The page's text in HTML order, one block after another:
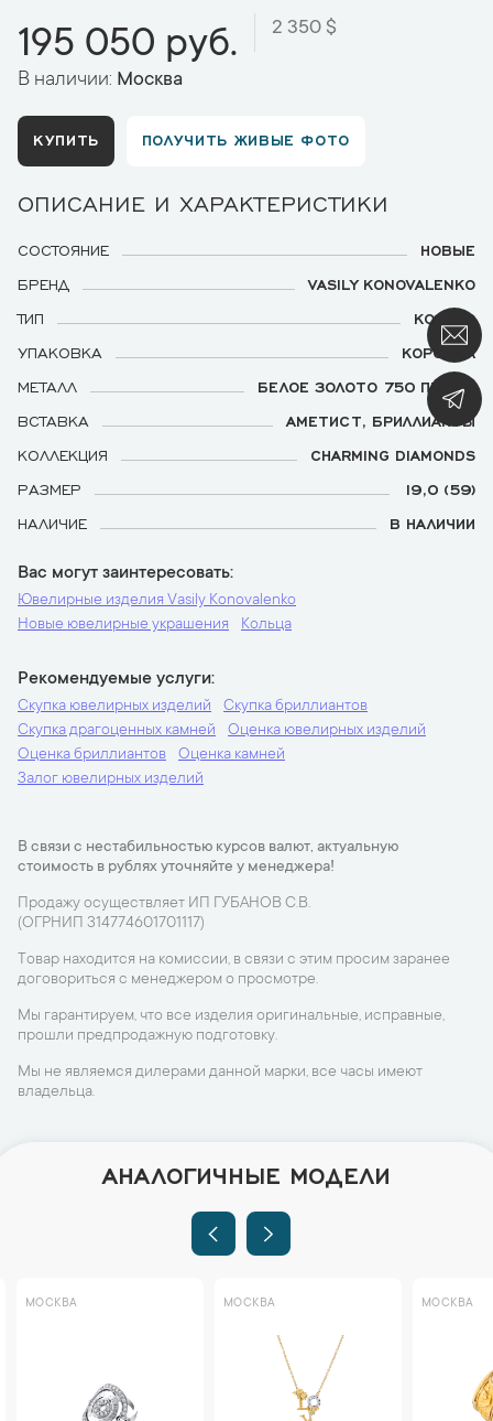
195 050 руб. 2 350 $
В наличии: Москва
КУПИТЬ ПОЛУЧИТЬ ЖИВЫЕ ФОТО
ОПИСАНИЕ И ХАРАКТЕРИСТИКИ
СОСТОЯНИЕ
НОВЫЕ
БРЕНД
VASILY KONOVALENKO
ТИП
КОЛЬЦО
УПАКОВКА
КОРОБКА
МЕТАЛЛ
БЕЛОЕ ЗОЛОТО 750 ПРОБЫ
ВСТАВКА
АМЕТИСТ, БРИЛЛИАНТЫ
КОЛЛЕКЦИЯ
CHARMING DIAMONDS
РАЗМЕР
19,0 (59)
НАЛИЧИЕ
В НАЛИЧИИ
Вас могут заинтересовать
Ювелирные изделия Vasily Konovalenko
Новые ювелирные украшения
Кольца
Рекомендуемые услуги
Скупка ювелирных изделий
Скупка бриллиантов
Скупка драгоценных камней
Оценка ювелирных изделий
Оценка бриллиантов
Оценка камней
Залог ювелирных изделий
В связи с нестабильностью курсов валют, актуальную
стоимость в рублях уточняйте у менеджера!
Продажу осуществляет ИП ГУБАНОВ С.В.
(ОГРНИП 314774601701117)
Товар находится на комиссии, в связи с этим просим заранее
договориться с менеджером о просмотре.
Мы гарантируем, что все изделия оригинальные, исправные,
прошли предпродажную подготовку.
Мы не являемся дилерами данной марки, все часы имеют
владельца.
АНАЛОГИЧНЫЕ МОДЕЛИ
МОСКВА МОСКВА МОСКВА